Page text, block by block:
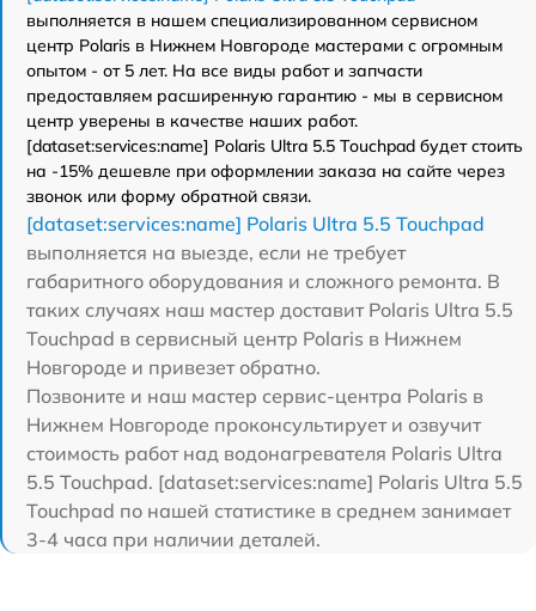
выполняется в нашем специализированном сервисном
центр Polaris в Нижнем Новгороде мастерами с огромным
опытом - от 5 лет. На все виды работ и запчасти
предоставляем расширенную гарантию - мы в сервисном
центр уверены в качестве наших работ.
[dataset:services:name] Polaris Ultra 5.5 Touchpad будет стоить
на -15% дешевле при оформлении заказа на сайте через
звонок или форму обратной связи.
[dataset:services:name] Polaris Ultra 5.5 Touchpad
выполняется на выезде, если не требует
габаритного оборудования и сложного ремонта. В
таких случаях наш мастер доставит Polaris Ultra 5.5
Touchpad в сервисный центр Polaris в Нижнем
Новгороде и привезет обратно.
Позвоните и наш мастер сервис-центра Polaris в
Нижнем Новгороде проконсультирует и озвучит
стоимость работ над водонагревателя Polaris Ultra
5.5 Touchpad. [dataset:services:name] Polaris Ultra 5.5
Touchpad по нашей статистике в среднем занимает
3-4 часа при наличии деталей.